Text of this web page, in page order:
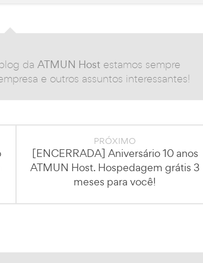
da ATMUN Host estamos sempre
e outros assuntos interessantes!
PRÓXIMO
[ENCERRADA] Aniversário 10 anos
ATMUN Host. Hospedagem grátis 3
meses para você!